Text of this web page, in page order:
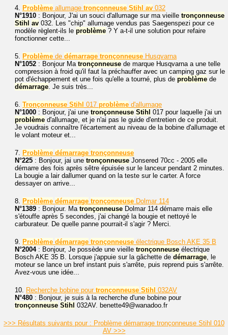
4. Problème allumage tronçonneuse Stihl av 032
N°1910 : Bonjour, J'ai un souci d'allumage sur ma vieille tronçonneuse
Stihl av 032. Les "chip" allumage vendus pas Saegenspezi pour ce
modèle règlent-ils le problème ? Y a-t-il une solution pour refaire
fonctionner cette...
5. Problème de démarrage tronçonneuse Husqvarna
N°1052 : Bonjour Ma tronçonneuse de marque Husqvarna a une telle
compression à froid qu'il faut la préchauffer avec un camping gaz sur le
pot d'échappement et une fois qu'elle a tourné, plus de problème de
démarrage. Je suis très...
6. Tronçonneuse Stihl 017 problème d'allumage
N°1000 : Bonjour, j'ai une tronçonneuse Stihl 017 pour laquelle j'ai un
problème d'allumage, et je n'ai pas le guide d'entretien de ce produit.
Je voudrais connaître l'écartement au niveau de la bobine d'allumage et
le volant moteur et...
7. Problème démarrage tronçonneuse
N°225 : Bonjour, jai une tronçonneuse Jonsered 70cc - 2005 elle
démarre des fois après sêtre épuisée sur le lanceur pendant 2 minutes.
La bougie a lair dallumer quand on la teste sur le carter. A force
dessayer on arrive...
8. Problème démarrage tronçonneuse Dolmar 114
N°1389 : Bonjour. Ma tronçonneuse Dolmar 114 démarre mais elle
s'étouffe après 5 secondes, j'ai changé la bougie et nettoyé le
carburateur. De quelle panne pourrait-il s'agir ? Merci.
9. Problème démarrage tronçonneuse électrique Bosch AKE 35 B
N°2004: Bonjour, Je possède une vieille tronçonneuse électrique
Bosch AKE 35 B. Lorsque j'appuie sur la gâchette de démarrage, le
moteur se lance un bref instant puis s'arrête, puis reprend puis s'arrête.
Avez-vous une idée...
10. Recherche bobine pour tronçonneuse Stihl 032AV
N°480 : Bonjour, je suis à la recherche d'une bobine pour
tronçonneuse Stihl 032AV. benette49@wanadoo.fr
>>> Résultats suivants pour : Problème démarrage tronçonneuse Stihl 010
AV >>>